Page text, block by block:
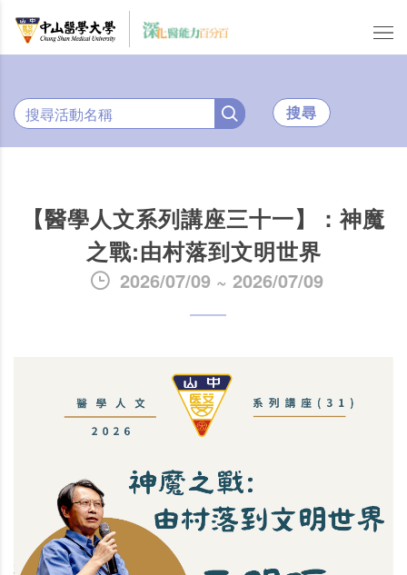
搜尋
【醫學人文系列講座三十一】：神魔
之戰:由村落到文明世界
2026/07/09 ~ 2026/07/09